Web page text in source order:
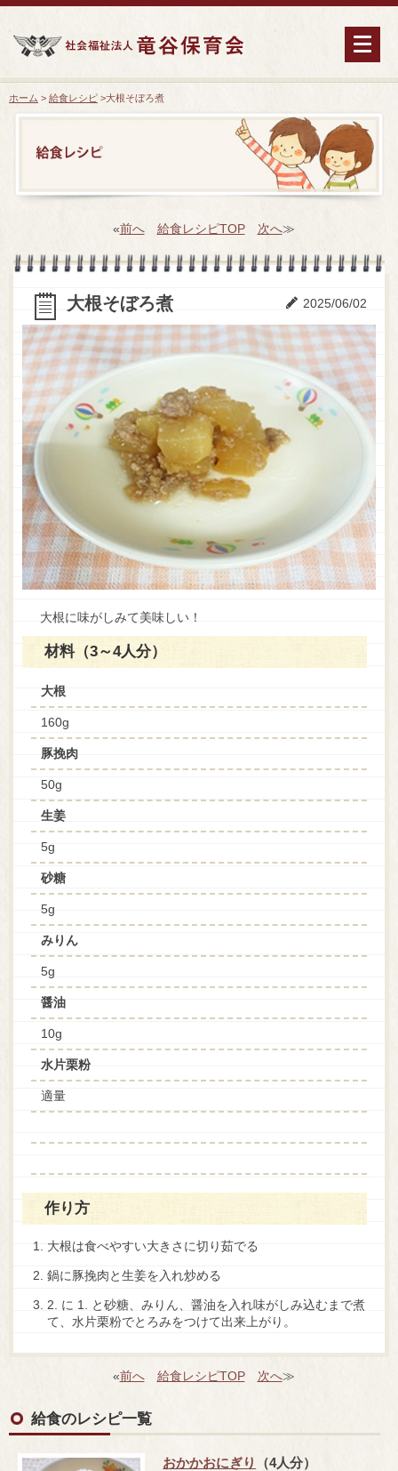
ホーム > 給食レシピ >大根そぼろ煮
«前へ 給食レシピTOP 次へ≫
大根そぼろ煮 2025/06/02
大根に味がしみて美味しい！
材料（3～4人分）
大根
160g
豚挽肉
50g
生姜
5g
砂糖
5g
みりん
5g
醤油
10g
水片栗粉
適量
作り方
大根は食べやすい大きさに切り茹でる
鍋に豚挽肉と生姜を入れ炒める
2. に 1. と砂糖、みりん、醤油を入れ味がしみ込むまで煮
て、水片栗粉でとろみをつけて出来上がり。
«前へ 給食レシピTOP 次へ≫
給食のレシピ一覧
おかかおにぎり （4人分）